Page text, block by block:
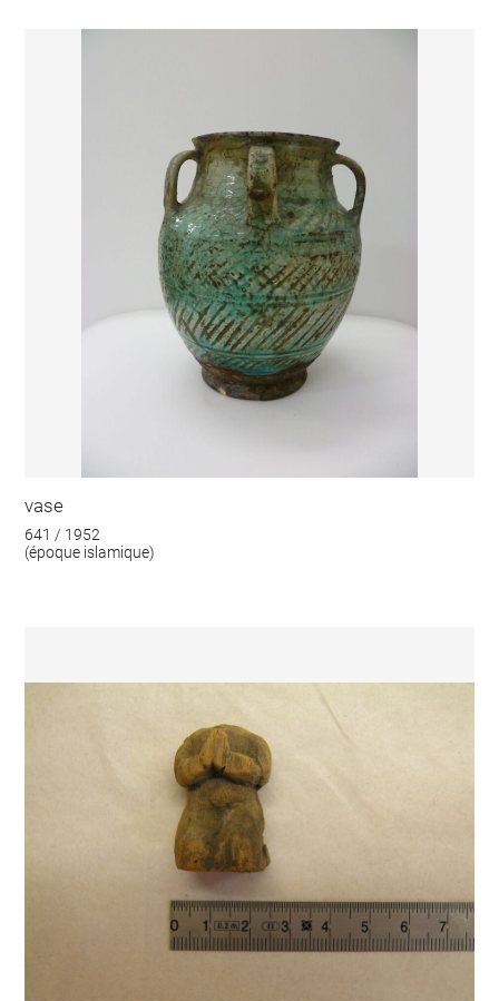
vase
641 / 1952
(époque islamique)